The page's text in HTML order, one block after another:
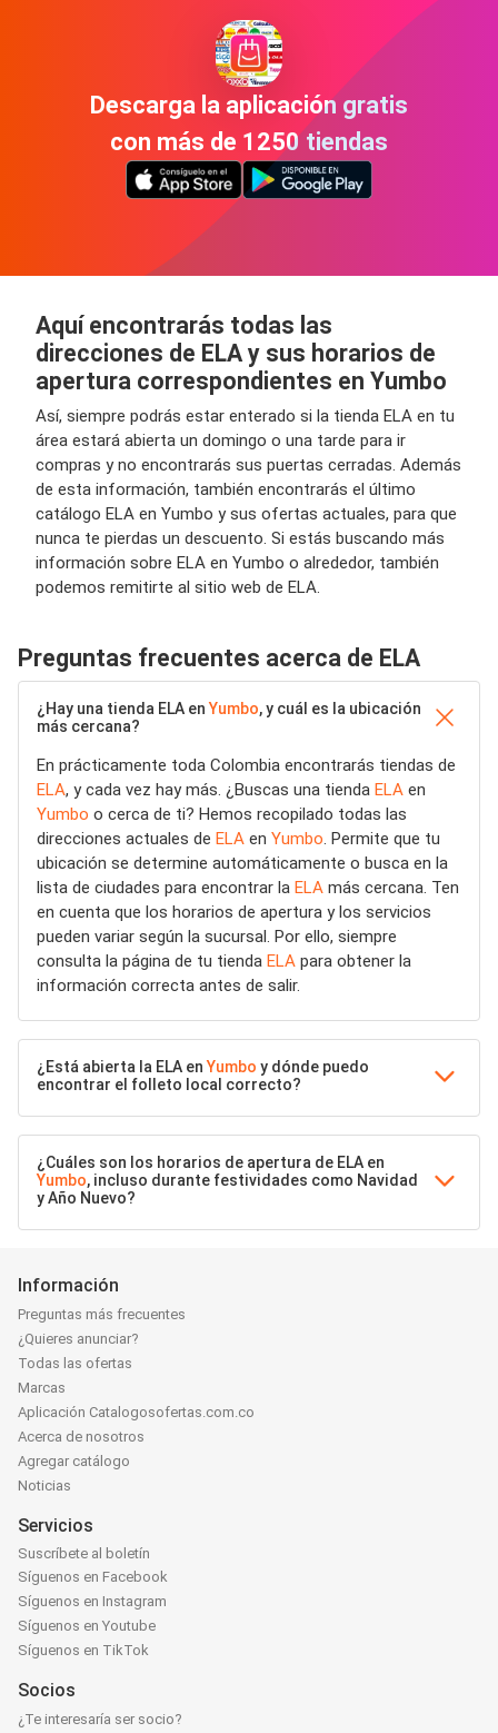
Descarga la aplicación gratis
con más de 1250 tiendas
Aquí encontrarás todas las
direcciones de ELA y sus horarios de
apertura correspondientes en Yumbo
Así, siempre podrás estar enterado si la tienda ELA en tu
área estará abierta un domingo o una tarde para ir
compras y no encontrarás sus puertas cerradas. Además
de esta información, también encontrarás el último
catálogo ELA en Yumbo y sus ofertas actuales, para que
nunca te pierdas un descuento. Si estás buscando más
información sobre ELA en Yumbo o alrededor, también
podemos remitirte al sitio web de ELA.
Preguntas frecuentes acerca de ELA
¿Hay una tienda ELA enYumbo, y cuál es la ubicación
más cercana?
En prácticamente toda Colombia encontrarás tiendas de
ELA, y cada vez hay más. ¿Buscas una tienda ELA en
Yumbo o cerca de ti? Hemos recopilado todas las
direcciones actuales de ELA en Yumbo. Permite que tu
ubicación se determine automáticamente o busca en la
lista de ciudades para encontrar la ELA más cercana. Ten
en cuenta que los horarios de apertura y los servicios
pueden variar según la sucursal. Por ello, siempre
consulta la página de tu tienda ELA para obtener la
información correcta antes de salir.
¿Está abierta la ELA enYumbo y dónde puedo
encontrar el folleto local correcto?
¿Cuáles son los horarios de apertura de ELA en
Yumbo, incluso durante festividades como Navidad
y Año Nuevo?
Información
Preguntas más frecuentes
¿Quieres anunciar?
Todas las ofertas
Marcas
Aplicación Catalogosofertas.com.co
Acerca de nosotros
Agregar catálogo
Noticias
Servicios
Suscríbete al boletín
Síguenos en Facebook
Síguenos en Instagram
Síguenos en Youtube
Síguenos en TikTok
Socios
¿Te interesaría ser socio?